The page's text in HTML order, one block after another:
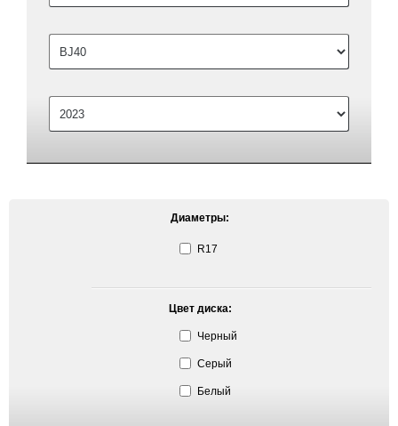
Диаметры:
R17
Цвет диска:
Черный
Серый
Белый